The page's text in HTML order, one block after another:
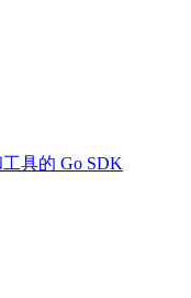
具的 Go SDK